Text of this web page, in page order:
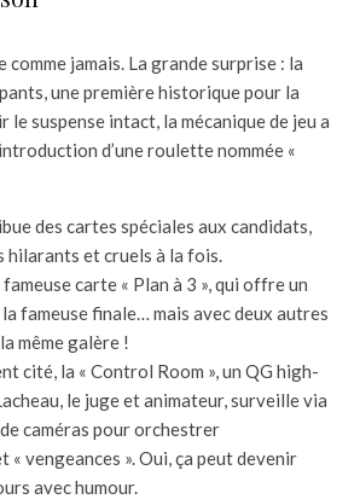
jamais. La grande surprise : la
une première historique pour la
le suspense intact, la mécanique de jeu a
d’une roulette nommée «
des cartes spéciales aux candidats,
hilarants et cruels à la fois.
carte « Plan à 3 », qui offre un
fameuse finale… mais avec deux autres
même galère !
cité, la « Control Room », un QG high-
le juge et animateur, surveille via
caméras pour orchestrer
vengeances ». Oui, ça peut devenir
avec humour.